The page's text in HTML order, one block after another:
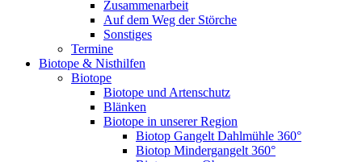
Zusammenarbeit
Auf dem Weg der Störche
Sonstiges
Termine
Biotope & Nisthilfen
Biotope
Biotope und Artenschutz
Blänken
Biotope in unserer Region
Biotop Gangelt Dahlmühle 360°
Biotop Mindergangelt 360°